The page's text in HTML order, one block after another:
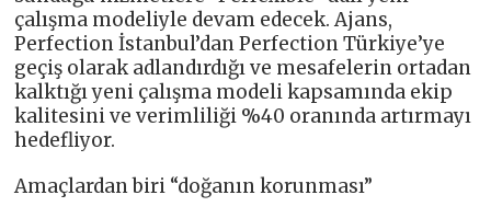
çalışma modeliyle devam edecek. Ajans,
Perfection İstanbul’dan Perfection Türkiye’ye
geçiş olarak adlandırdığı ve mesafelerin ortadan
kalktığı yeni çalışma modeli kapsamında ekip
kalitesini ve verimliliği %40 oranında artırmayı
hedefliyor.
Amaçlardan biri “doğanın korunması”